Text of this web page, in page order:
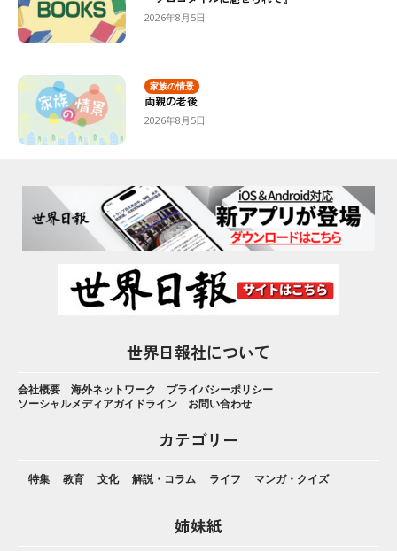
2026年8月5日
家族の情景
両親の老後
2026年8月5日
世界日報社について
会社概要 海外ネットワーク
プライバシーポリシー
ソーシャルメディアガイドライン
お問い合わせ
カテゴリー
特集 教育 文化 解説・コラム ライフ マンガ・クイズ
姉妹紙